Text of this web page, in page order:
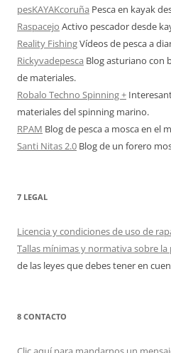
pesKAYAKcoruña Pesca en kayak
Raspacejo Activo pescador desde
Reality FishingVídeos de pesca a
Rickyvadepesca Blog asturiano con
de materiales.
Robalo Techno Spinning +
materiales del spinning marino.
RPAM Blog de pesca a mosca en el
Santi Nitas 2.0 Blog de un forero
7 LEGAL
Licencia y condiciones de uso de
Tallas mínimas y normativa sobre la
de las leyes que debes tener en
8 CONTACTO